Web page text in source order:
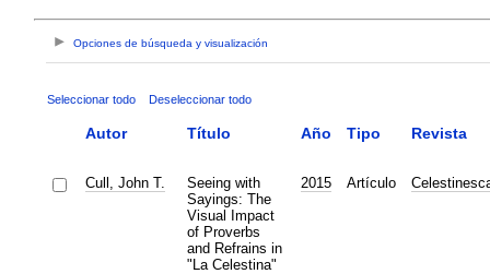
Opciones de búsqueda y visualización
Seleccionar todo Deseleccionar todo
Autor Título Año Tipo Revista
Cull, John T.
Seeing with
Sayings: The
Visual Impact
of Proverbs
and Refrains in
"La Celestina"
2015 Artículo